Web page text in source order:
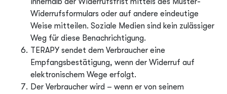
Widerrufsformulars oder auf andere eindeutige
Weise mitteilen. Soziale Medien sind kein zulässiger
Weg für diese Benachrichtigung.
TERAPY sendet dem Verbraucher eine
Empfangsbestätigung, wenn der Widerruf auf
elektronischem Wege erfolgt.
Der Verbraucher wird – wenn er von seinem